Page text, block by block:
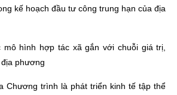
kế hoạch đầu tư công trung hạn của địa
hình hợp tác xã gắn với chuỗi giá trị,
phương
Chương trình là phát triển kinh tế tập thể